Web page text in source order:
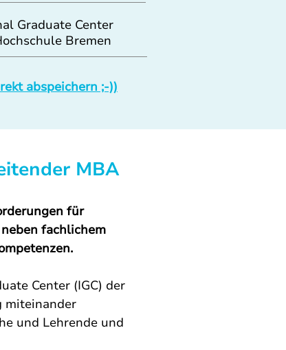
Graduate Center
Bremen
abspeichern ;-))
MBA
für
fachlichem
Center (IGC) der
miteinander
und Lehrende und